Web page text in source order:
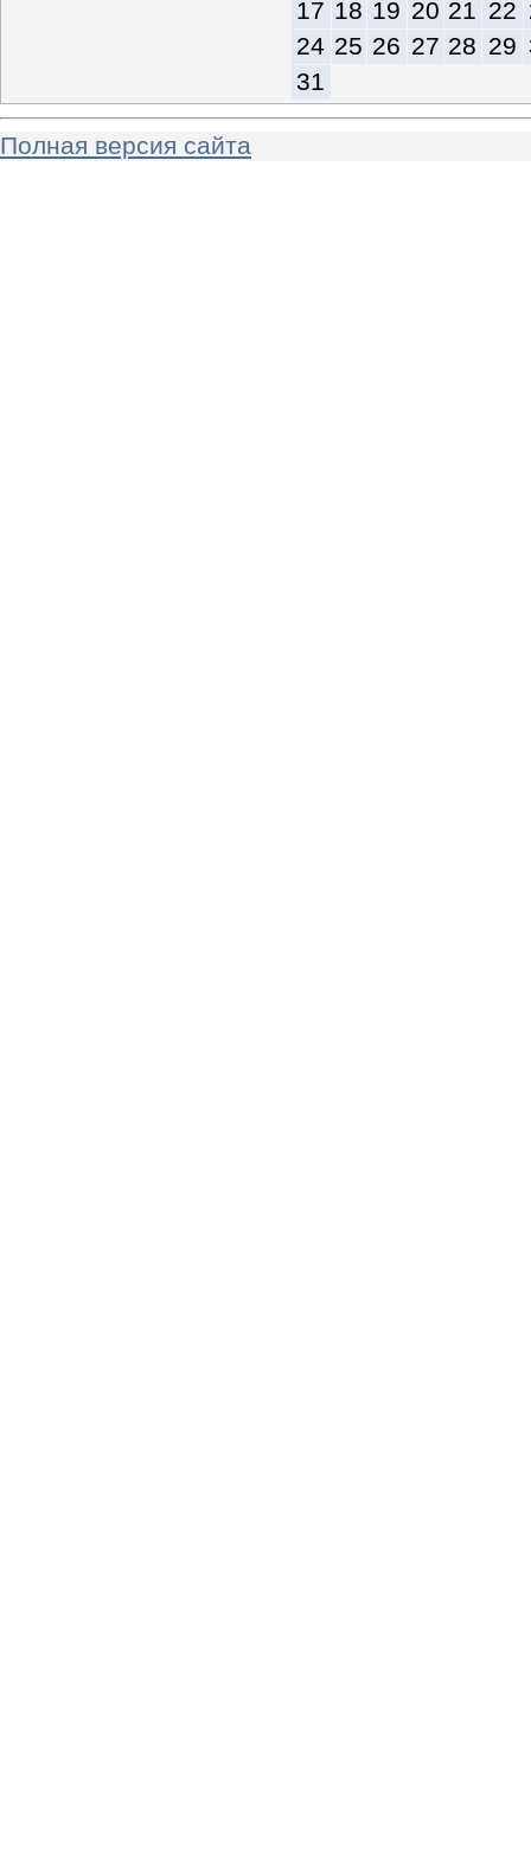
17 18 19 20 21 22
24 25 26 27 28 29
31
Полная версия сайта